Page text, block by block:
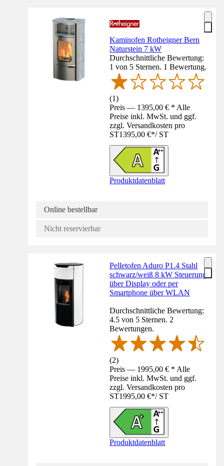
Kaminofen Rotheigner Bern
Naturstein 7 kW
Durchschnittliche Bewertung:
1 von 5 Sternen. 1 Bewertung.
(1)
Preis — 1395,00 € * Alle
Preise inkl. MwSt. und ggf.
zzgl. Versandkosten pro
ST1395,00 €*/ ST
Produktdatenblatt
Online bestellbar
Nicht reservierbar
Pelletofen Aduro P1.4 Stahl
schwarz/weiß 8 kW Steuerung
über Display oder per
Smartphone über WLAN
Durchschnittliche Bewertung:
4.5 von 5 Sternen. 2
Bewertungen.
(2)
Preis — 1995,00 € * Alle
Preise inkl. MwSt. und ggf.
zzgl. Versandkosten pro
ST1995,00 €*/ ST
Produktdatenblatt